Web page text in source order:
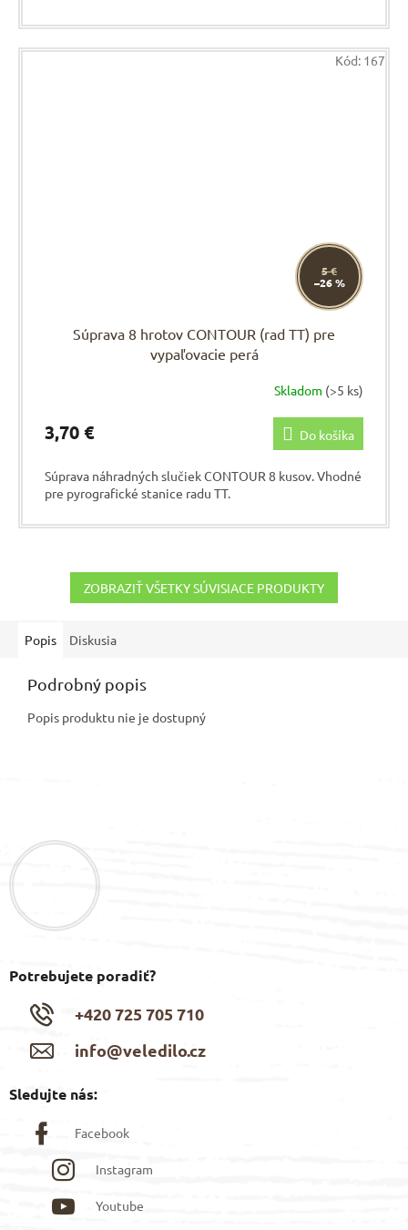
5 €
–26 %
Súprava 8 hrotov CONTOUR (rad TT) pre
vypaľovacie perá
Skladom (>5 ks)
3,70 € Do košíka
Súprava náhradných slučiek CONTOUR 8 kusov. Vhodné
pre pyrografické stanice radu TT.
Kód: 167
ZOBRAZIŤ VŠETKY SÚVISIACE PRODUKTY
Popis Diskusia
Podrobný popis
Popis produktu nie je dostupný
Potrebujete poradiť?
+420 725 705 710
info@veledilo.cz
Sledujte nás:
Facebook
Instagram
Youtube